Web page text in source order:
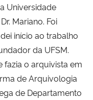
Universidade
Mariano. Foi
início ao trabalho
da UFSM.
fazia o arquivista em
de Arquivologia
de Departamento